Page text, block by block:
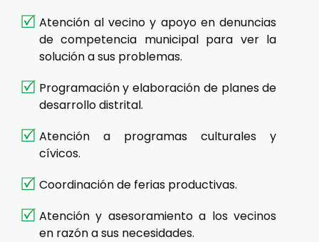
Atención al vecino y apoyo en denuncias
de competencia municipal para ver la
solución a sus problemas.
Programación y elaboración de planes de
desarrollo distrital.
Atención a programas culturales y
cívicos.
Coordinación de ferias productivas.
Atención y asesoramiento a los vecinos
en razón a sus necesidades.